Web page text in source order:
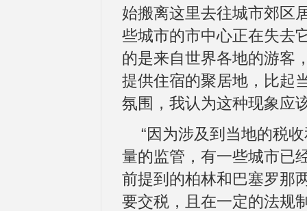
始搬离这里去往城市郊区
些城市的市中心正在失去
的是来自世界各地的游客
提供住宿的聚居地，比起
氛围，我认为这种现象应
“因为涉及到当地的税
量的监管，有一些城市已
前提到的柏林和巴塞罗那
要交税，且在一定的法规